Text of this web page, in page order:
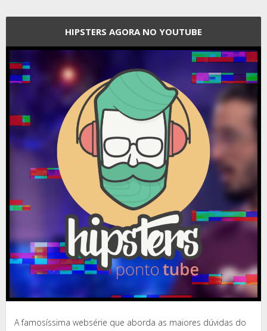
HIPSTERS AGORA NO YOUTUBE
A famosíssima websérie que aborda as maiores dúvidas do